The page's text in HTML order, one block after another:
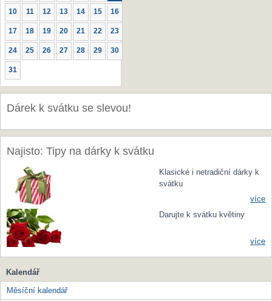
10 11 12 13 14 15 16
17 18 19 20 21 22 23
24 25 26 27 28 29 30
31
Dárek k svátku se slevou!
Najisto: Tipy na dárky k svátku
Klasické i netradiční dárky k
svátku
více
Darujte k svátku květiny
více
Kalendář
Měsíční kalendář